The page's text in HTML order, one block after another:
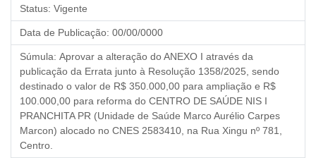
Status: Vigente
Data de Publicação: 00/00/0000
Súmula: Aprovar a alteração do ANEXO I através da
publicação da Errata junto à Resolução 1358/2025, sendo
destinado o valor de R$ 350.000,00 para ampliação e R$
100.000,00 para reforma do CENTRO DE SAÚDE NIS I
PRANCHITA PR (Unidade de Saúde Marco Aurélio Carpes
Marcon) alocado no CNES 2583410, na Rua Xingu nº 781,
Centro.